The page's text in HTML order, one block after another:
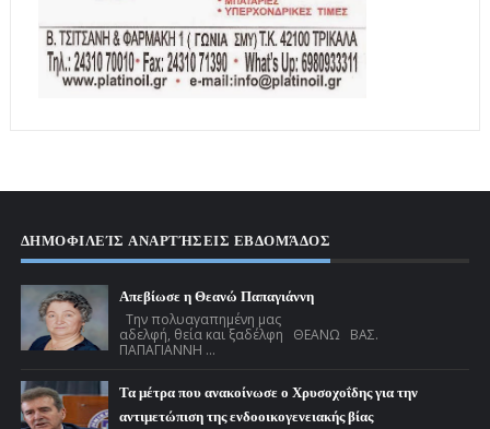
ΔΗΜΟΦΙΛΕΊΣ ΑΝΑΡΤΉΣΕΙΣ ΕΒΔΟΜΆΔΟΣ
Απεβίωσε η Θεανώ Παπαγιάννη
Την πολυαγαπημένη μας
αδελφή, θεία και ξαδέλφη ΘΕΑΝΩ ΒΑΣ.
ΠΑΠΑΓΙΑΝΝΗ ...
Τα μέτρα που ανακοίνωσε ο Χρυσοχοΐδης για την
αντιμετώπιση της ενδοοικογενειακής βίας